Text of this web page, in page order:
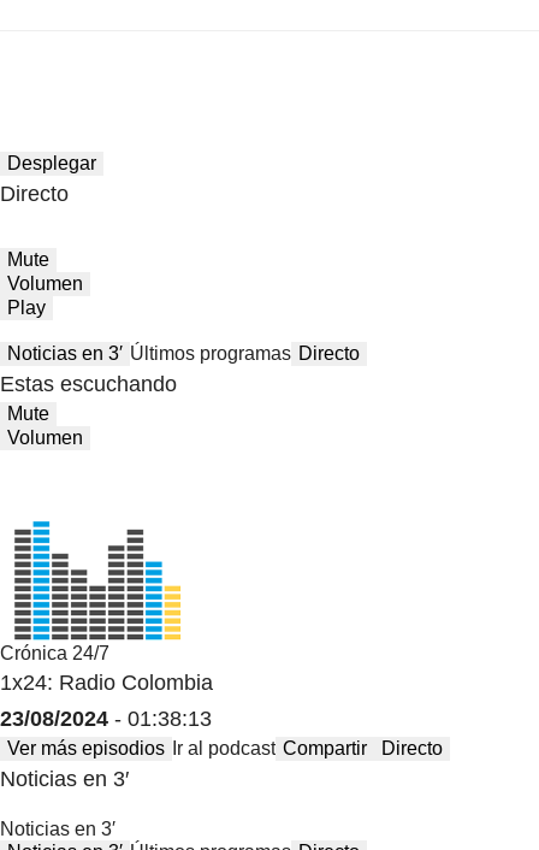
Desplegar
Directo
Mute
Volumen
Play
Noticias en 3′ Últimos programas Directo
Estas escuchando
Mute
Volumen
Crónica 24/7
1x24: Radio Colombia
23/08/2024 - 01:38:13
Ver más episodios Ir al podcast Compartir Directo
Noticias en 3′
Noticias en 3′